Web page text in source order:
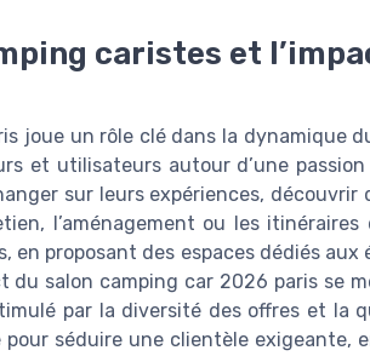
caristes et
joue un rôle clé dans la dynamique
et utilisateurs autour d’une
sur leurs expériences,
l’aménagement ou les
proposant des espaces dédiés
du salon camping car 2026 paris se
par la diversité des offres et la
pour séduire une clientèle exigeante,